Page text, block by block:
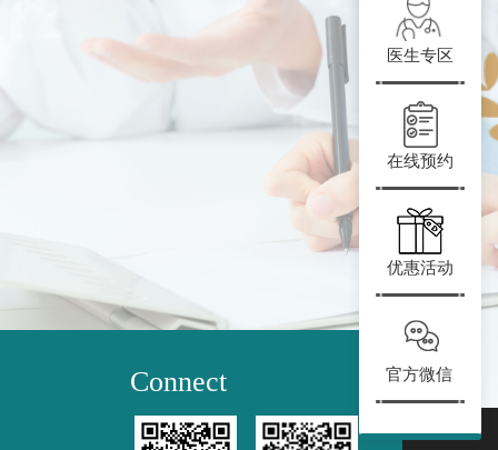
医生专区
在线预约
优惠活动
官方微信
Connect